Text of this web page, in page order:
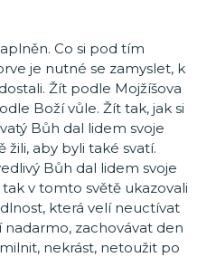
Co si pod tím
je nutné se zamyslet, k
Žít podle Mojžíšova
Boží vůle. Žít tak, jak si
Bůh dal lidem svoje
žili, aby byli také svatí.
Bůh dal lidem svoje
v tomto světě ukazovali
která velí neuctívat
zachovávat den
nekrást, netoužit po